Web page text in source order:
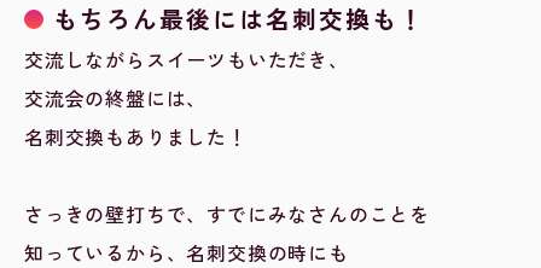
もちろん最後には名刺交換も！
交流しながらスイーツもいただき、
交流会の終盤には、
名刺交換もありました！
さっきの壁打ちで、すでにみなさんのことを
知っているから、名刺交換の時にも